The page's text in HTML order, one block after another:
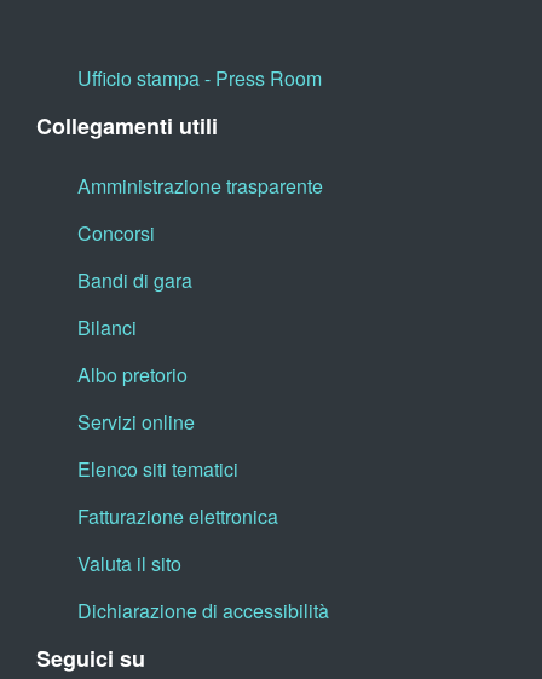
Ufficio stampa - Press Room
Collegamenti utili
Amministrazione trasparente
Concorsi
Bandi di gara
Bilanci
Albo pretorio
Servizi online
Elenco siti tematici
Fatturazione elettronica
Valuta il sito
Dichiarazione di accessibilità
Seguici su